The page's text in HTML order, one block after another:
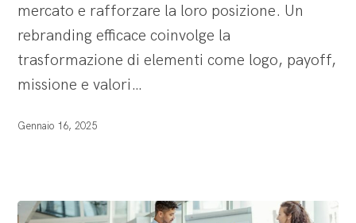
mercato e rafforzare la loro posizione. Un
rebranding efficace coinvolge la
trasformazione di elementi come logo, payoff,
missione e valori…
Gennaio 16, 2025